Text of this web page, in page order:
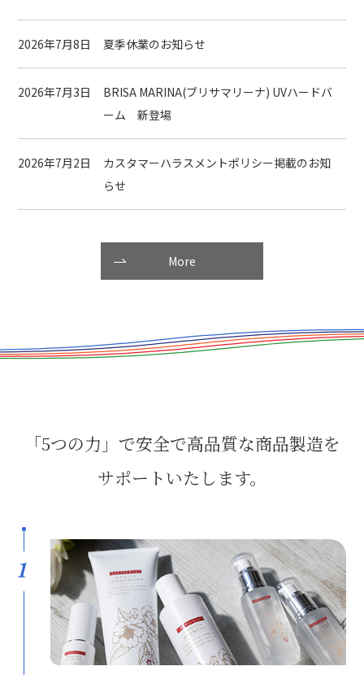
2026年7月8日 夏季休業のお知らせ
2026年7月3日
BRISA MARINA(ブリサマリーナ) UVハードバ
ーム 新登場
2026年7月2日
カスタマーハラスメントポリシー掲載のお知
らせ
More
「5つの力」で安全で高品質な商品製造を
サポートいたします。
1